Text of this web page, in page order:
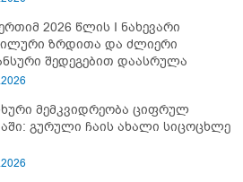
2026 წლის I ნახევარი
ზრდითა და ძლიერი
შედეგებით დაასრულა
მემკვიდრეობა ციფრულ
გურული ჩაის ახალი სიცოცხლე